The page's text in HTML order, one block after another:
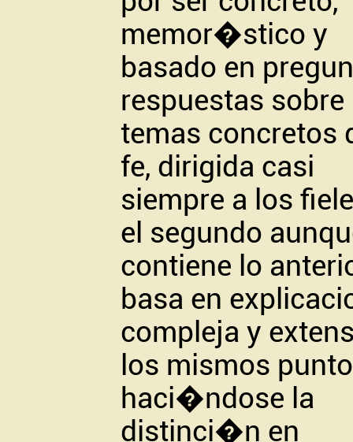
memor�stico y
basado en
respuestas sobre
temas concretos
fe, dirigida casi
siempre a los
el segundo
contiene lo
basa en
compleja y
los mismos
haci�ndose la
distinci�n en